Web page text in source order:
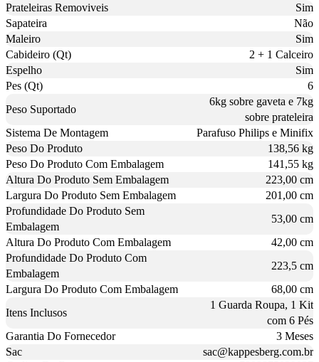
Prateleiras Removiveis
Sim
Sapateira
Não
Maleiro
Sim
Cabideiro (Qt)
2 + 1 Calceiro
Espelho
Sim
Pes (Qt)
6
Peso Suportado
6kg sobre gaveta e 7kg
sobre prateleira
Sistema De Montagem
Parafuso Philips e Minifix
Peso Do Produto
138,56 kg
Peso Do Produto Com Embalagem
141,55 kg
Altura Do Produto Sem Embalagem
223,00 cm
Largura Do Produto Sem Embalagem
201,00 cm
Profundidade Do Produto Sem
Embalagem
53,00 cm
Altura Do Produto Com Embalagem
42,00 cm
Profundidade Do Produto Com
Embalagem
223,5 cm
Largura Do Produto Com Embalagem
68,00 cm
Itens Inclusos
1 Guarda Roupa, 1 Kit
com 6 Pés
Garantia Do Fornecedor
3 Meses
Sac
sac@kappesberg.com.br